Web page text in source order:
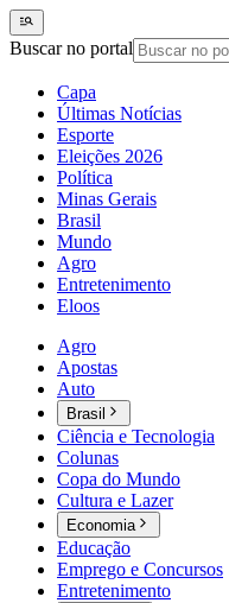
Buscar no portal
Capa
Últimas Notícias
Esporte
Eleições 2026
Política
Minas Gerais
Brasil
Mundo
Agro
Entretenimento
Eloos
Agro
Apostas
Auto
Brasil
Ciência e Tecnologia
Colunas
Copa do Mundo
Cultura e Lazer
Economia
Educação
Emprego e Concursos
Entretenimento